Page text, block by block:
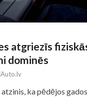
atgriezīs
dominēs
iAuto.lv
ka pēdējos